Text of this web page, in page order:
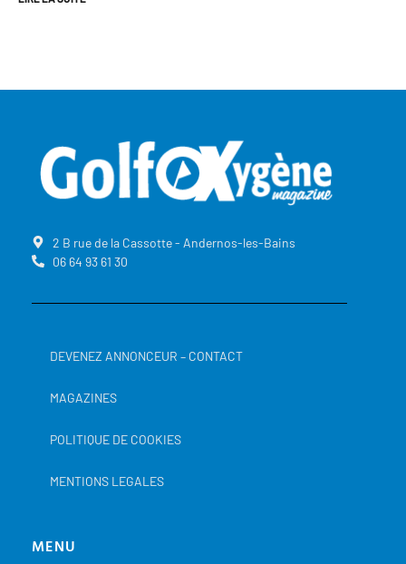
2 B rue de la Cassotte - Andernos-les-Bains
06 64 93 61 30
DEVENEZ ANNONCEUR – CONTACT
MAGAZINES
POLITIQUE DE COOKIES
MENTIONS LEGALES
MENU